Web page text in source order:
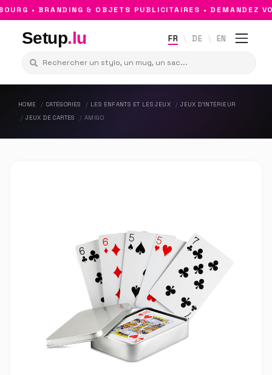
• BRANDING & OBJETS PUBLICITAIRES • DEMANDEZ
Setup.lu FR DE EN
HOME CATÉGORIES LES ENFANTS ET LES JEUX
JEUX D'INTÉRIEUR
JEUX DE CARTES
AMIGO